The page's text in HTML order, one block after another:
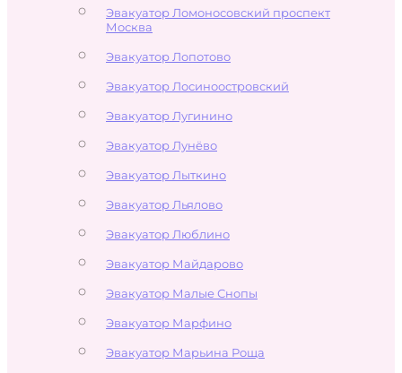
Эвакуатор Ломоносовский проспект
Москва
Эвакуатор Лопотово
Эвакуатор Лосиноостровский
Эвакуатор Лугинино
Эвакуатор Лунёво
Эвакуатор Лыткино
Эвакуатор Льялово
Эвакуатор Люблино
Эвакуатор Майдарово
Эвакуатор Малые Снопы
Эвакуатор Марфино
Эвакуатор Марьина Роща